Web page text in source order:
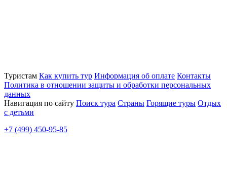
Туристам Как купить тур Информация об оплате Контакты
Политика в отношении защиты и обработки персональных
данных
Навигация по сайту Поиск тура Страны Горящие туры Отдых
с детьми
+7 (499) 450-95-85